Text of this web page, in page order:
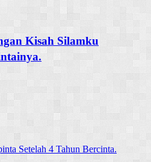
Kisah Silamku
Setelah 4 Tahun Bercinta.